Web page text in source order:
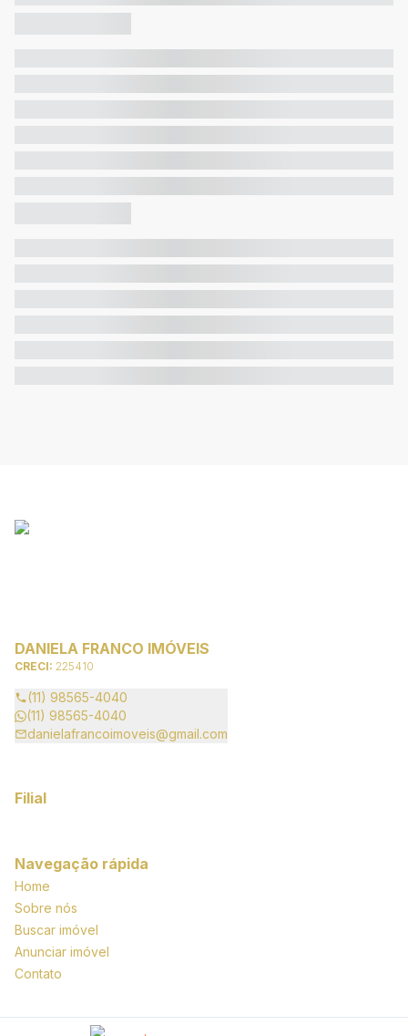
DANIELA FRANCO IMÓVEIS
CRECI: 225410
(11) 98565-4040
(11) 98565-4040
danielafrancoimoveis@gmail.com
Filial
Navegação rápida
Home
Sobre nós
Buscar imóvel
Anunciar imóvel
Contato